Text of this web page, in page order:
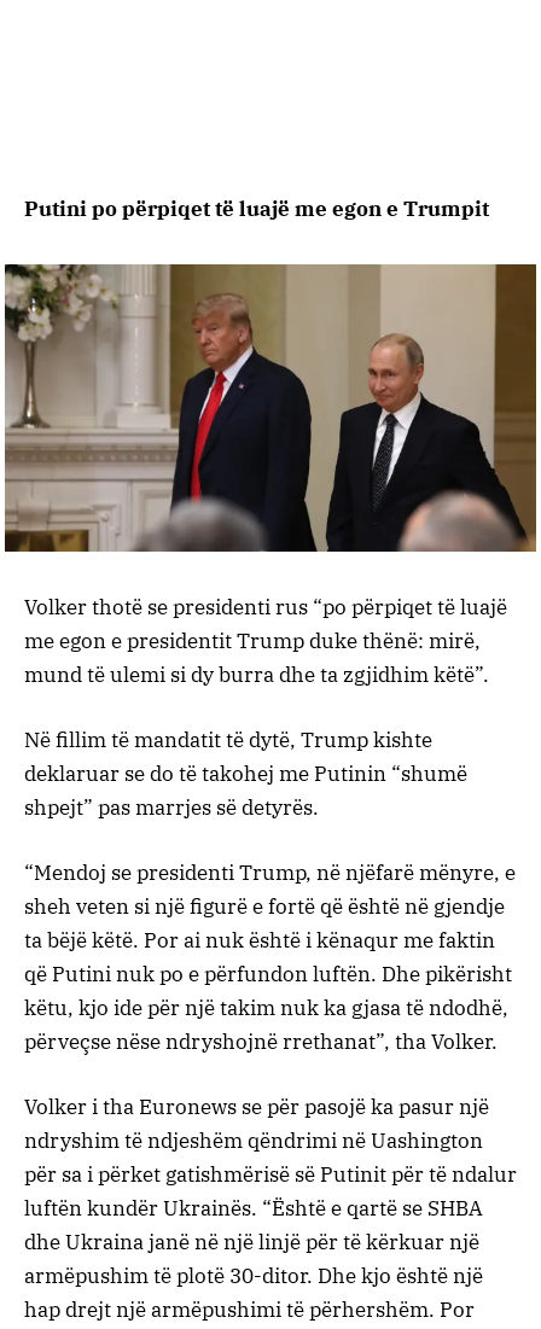
Putini po përpiqet të luajë me egon e Trumpit
Volker thotë se presidenti rus “po përpiqet të luajë
me egon e presidentit Trump duke thënë: mirë,
mund të ulemi si dy burra dhe ta zgjidhim këtë”.
Në fillim të mandatit të dytë, Trump kishte
deklaruar se do të takohej me Putinin “shumë
shpejt” pas marrjes së detyrës.
“Mendoj se presidenti Trump, në njëfarë mënyre, e
sheh veten si një figurë e fortë që është në gjendje
ta bëjë këtë. Por ai nuk është i kënaqur me faktin
që Putini nuk po e përfundon luftën. Dhe pikërisht
këtu, kjo ide për një takim nuk ka gjasa të ndodhë,
përveçse nëse ndryshojnë rrethanat”, tha Volker.
Volker i tha Euronews se për pasojë ka pasur një
ndryshim të ndjeshëm qëndrimi në Uashington
për sa i përket gatishmërisë së Putinit për të ndalur
luftën kundër Ukrainës. “Është e qartë se SHBA
dhe Ukraina janë në një linjë për të kërkuar një
armëpushim të plotë 30-ditor. Dhe kjo është një
hap drejt një armëpushimi të përhershëm. Por